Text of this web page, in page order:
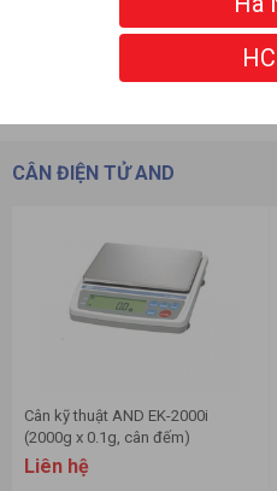
CÂN ĐIỆN TỬ AND
Cân kỹ thuật AND EK-2000i
(2000g x 0.1g, cân đếm)
Liên hệ